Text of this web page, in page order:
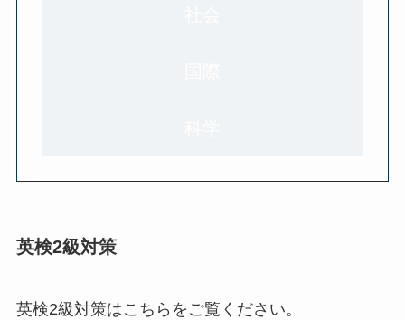
英検2級対策
英検2級対策はこちらをご覧ください。